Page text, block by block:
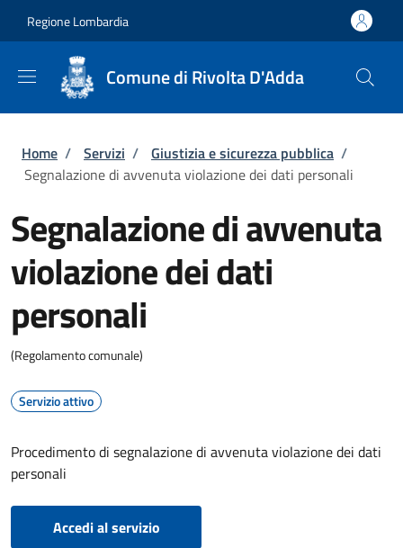
Regione Lombardia
Comune di Rivolta D'Adda
Briciole di pane
Home / Servizi / Giustizia e sicurezza pubblica /
Segnalazione di avvenuta violazione dei dati personali
Segnalazione di avvenuta
violazione dei dati
personali
(Regolamento comunale)
Servizio attivo
Procedimento di segnalazione di avvenuta violazione dei dati
personali
Accedi al servizio